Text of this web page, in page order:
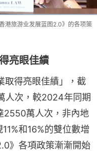
港旅游业发展蓝图2.0》的各项策
亮眼佳績
取得亮眼佳績」，截
人次，較2024年同期
2550萬人次，非內地
和16%的雙位數增
》各項政策漸漸開始